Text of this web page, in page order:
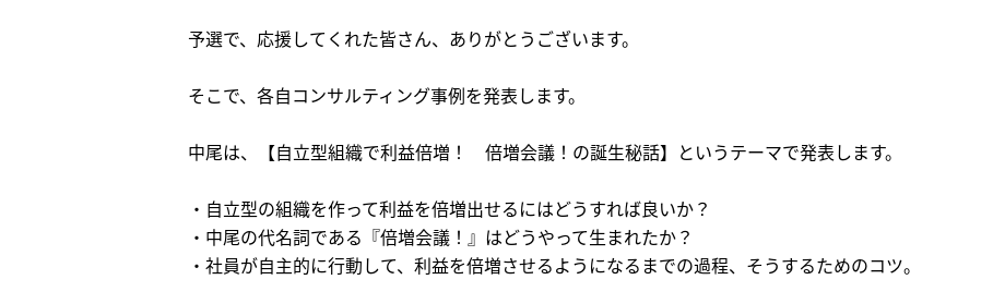
予選で、応援してくれた皆さん、ありがとうございます。
そこで、各自コンサルティング事例を発表します。
中尾は、【自立型組織で利益倍増！ 倍増会議！の誕生秘話】というテーマで発表します。
・自立型の組織を作って利益を倍増出せるにはどうすれば良いか？
・中尾の代名詞である『倍増会議！』はどうやって生まれたか？
・社員が自主的に行動して、利益を倍増させるようになるまでの過程、そうするためのコツ。